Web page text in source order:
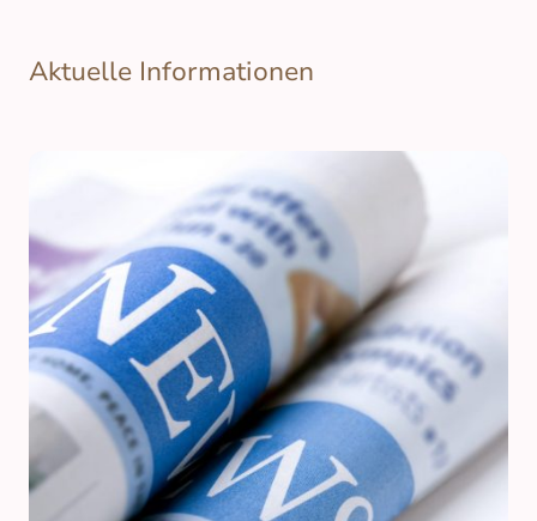
Aktuelle Informationen